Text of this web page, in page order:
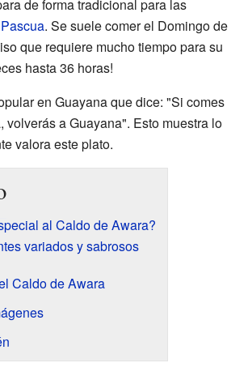
de forma tradicional para las
Pascua. Se suele comer el Domingo de
que requiere mucho tiempo para su
hasta 36 horas!
en Guayana que dice: "Si comes
volverás a Guayana". Esto muestra lo
valora este plato.
al Caldo de Awara?
variados y sabrosos
Caldo de Awara